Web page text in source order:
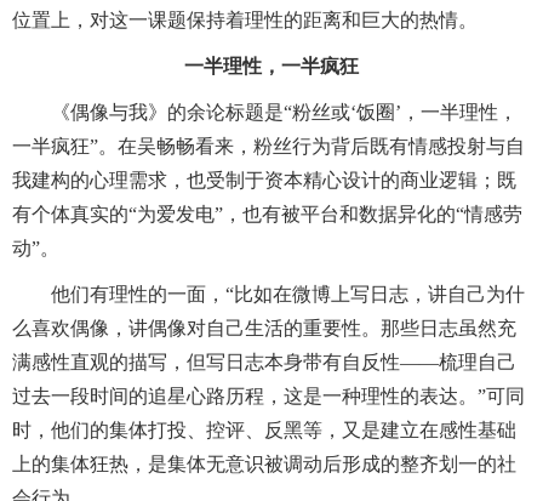
位置上，对这一课题保持着理性的距离和巨大的热情。
一半理性，一半疯狂
《偶像与我》的余论标题是“粉丝或‘饭圈’，一半理性，
一半疯狂”。在吴畅畅看来，粉丝行为背后既有情感投射与自
我建构的心理需求，也受制于资本精心设计的商业逻辑；既
有个体真实的“为爱发电”，也有被平台和数据异化的“情感劳
动”。
他们有理性的一面，“比如在微博上写日志，讲自己为什
么喜欢偶像，讲偶像对自己生活的重要性。那些日志虽然充
满感性直观的描写，但写日志本身带有自反性——梳理自己
过去一段时间的追星心路历程，这是一种理性的表达。”可同
时，他们的集体打投、控评、反黑等，又是建立在感性基础
上的集体狂热，是集体无意识被调动后形成的整齐划一的社